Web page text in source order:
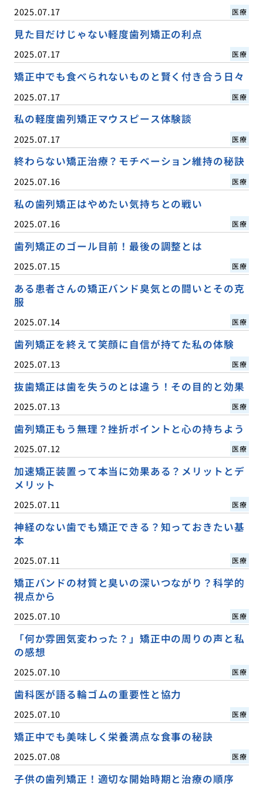
2025.07.17 医療
見た目だけじゃない軽度歯列矯正の利点
2025.07.17 医療
矯正中でも食べられないものと賢く付き合う日々
2025.07.17 医療
私の軽度歯列矯正マウスピース体験談
2025.07.17 医療
終わらない矯正治療？モチベーション維持の秘訣
2025.07.16 医療
私の歯列矯正はやめたい気持ちとの戦い
2025.07.16 医療
歯列矯正のゴール目前！最後の調整とは
2025.07.15 医療
ある患者さんの矯正バンド臭気との闘いとその克
服
2025.07.14 医療
歯列矯正を終えて笑顔に自信が持てた私の体験
2025.07.13 医療
抜歯矯正は歯を失うのとは違う！その目的と効果
2025.07.13 医療
歯列矯正もう無理？挫折ポイントと心の持ちよう
2025.07.12 医療
加速矯正装置って本当に効果ある？メリットとデ
メリット
2025.07.11 医療
神経のない歯でも矯正できる？知っておきたい基
本
2025.07.11 医療
矯正バンドの材質と臭いの深いつながり？科学的
視点から
2025.07.10 医療
「何か雰囲気変わった？」矯正中の周りの声と私
の感想
2025.07.10 医療
歯科医が語る輪ゴムの重要性と協力
2025.07.10 医療
矯正中でも美味しく栄養満点な食事の秘訣
2025.07.08 医療
子供の歯列矯正！適切な開始時期と治療の順序